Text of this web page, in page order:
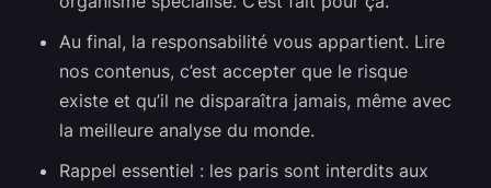
Au final, la responsabilité vous appartient. Lire
nos contenus, c’est accepter que le risque
existe et qu’il ne disparaîtra jamais, même avec
la meilleure analyse du monde.
Rappel essentiel : les paris sont interdits aux